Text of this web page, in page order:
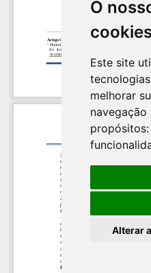
O
Este site
melhorar
navegação
propósitos:
Alterar